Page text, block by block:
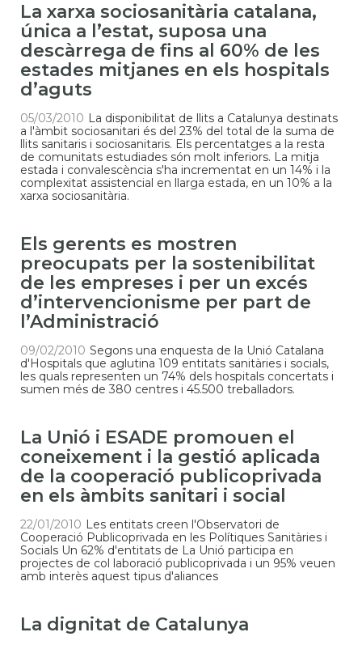
La xarxa sociosanitària catalana,
única a l’estat, suposa una
descàrrega de fins al 60% de les
estades mitjanes en els hospitals
d’aguts
05/03/2010 La disponibilitat de llits a Catalunya destinats
a l'àmbit sociosanitari és del 23% del total de la suma de
llits sanitaris i sociosanitaris. Els percentatges a la resta
de comunitats estudiades són molt inferiors. La mitja
estada i convalescència s'ha incrementat en un 14% i la
complexitat assistencial en llarga estada, en un 10% a la
xarxa sociosanitària.
Els gerents es mostren
preocupats per la sostenibilitat
de les empreses i per un excés
d’intervencionisme per part de
l’Administració
09/02/2010 Segons una enquesta de la Unió Catalana
d'Hospitals que aglutina 109 entitats sanitàries i socials,
les quals representen un 74% dels hospitals concertats i
sumen més de 380 centres i 45.500 treballadors.
La Unió i ESADE promouen el
coneixement i la gestió aplicada
de la cooperació publicoprivada
en els àmbits sanitari i social
22/01/2010 Les entitats creen l'Observatori de
Cooperació Publicoprivada en les Polítiques Sanitàries i
Socials Un 62% d'entitats de La Unió participa en
projectes de col laboració publicoprivada i un 95% veuen
amb interès aquest tipus d'aliances
La dignitat de Catalunya